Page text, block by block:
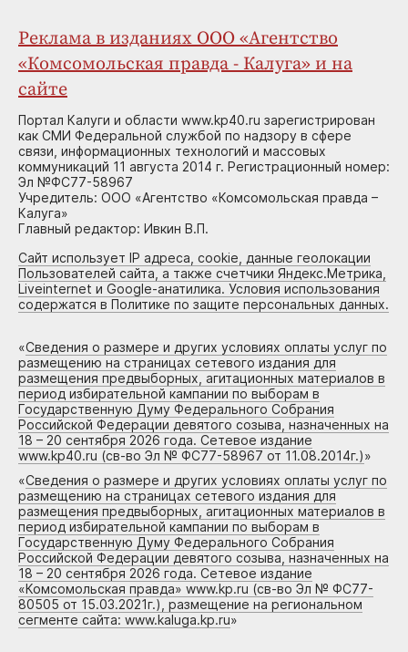
Реклама в изданиях ООО «Агентство
«Комсомольская правда - Калуга» и на
сайте
Портал Калуги и области www.kp40.ru зарегистрирован
как СМИ Федеральной службой по надзору в сфере
связи, информационных технологий и массовых
коммуникаций 11 августа 2014 г. Регистрационный номер:
Эл №ФС77-58967
Учредитель: ООО «Агентство «Комсомольская правда –
Калуга»
Главный редактор: Ивкин В.П.
Сайт использует IP адреса, cookie, данные геолокации
Пользователей сайта, а также счетчики Яндекс.Метрика,
Liveinternet и Google-анатилика. Условия использования
содержатся в Политике по защите персональных данных.
«Сведения о размере и других условиях оплаты услуг по
размещению на страницах сетевого издания для
размещения предвыборных, агитационных материалов в
период избирательной кампании по выборам в
Государственную Думу Федерального Собрания
Российской Федерации девятого созыва, назначенных на
18 – 20 сентября 2026 года. Сетевое издание
www.kp40.ru (св-во Эл № ФС77-58967 от 11.08.2014г.)»
«Сведения о размере и других условиях оплаты услуг по
размещению на страницах сетевого издания для
размещения предвыборных, агитационных материалов в
период избирательной кампании по выборам в
Государственную Думу Федерального Собрания
Российской Федерации девятого созыва, назначенных на
18 – 20 сентября 2026 года. Сетевое издание
«Комсомольская правда» www.kp.ru (св-во Эл № ФС77-
80505 от 15.03.2021г.), размещение на региональном
сегменте сайта: www.kaluga.kp.ru»